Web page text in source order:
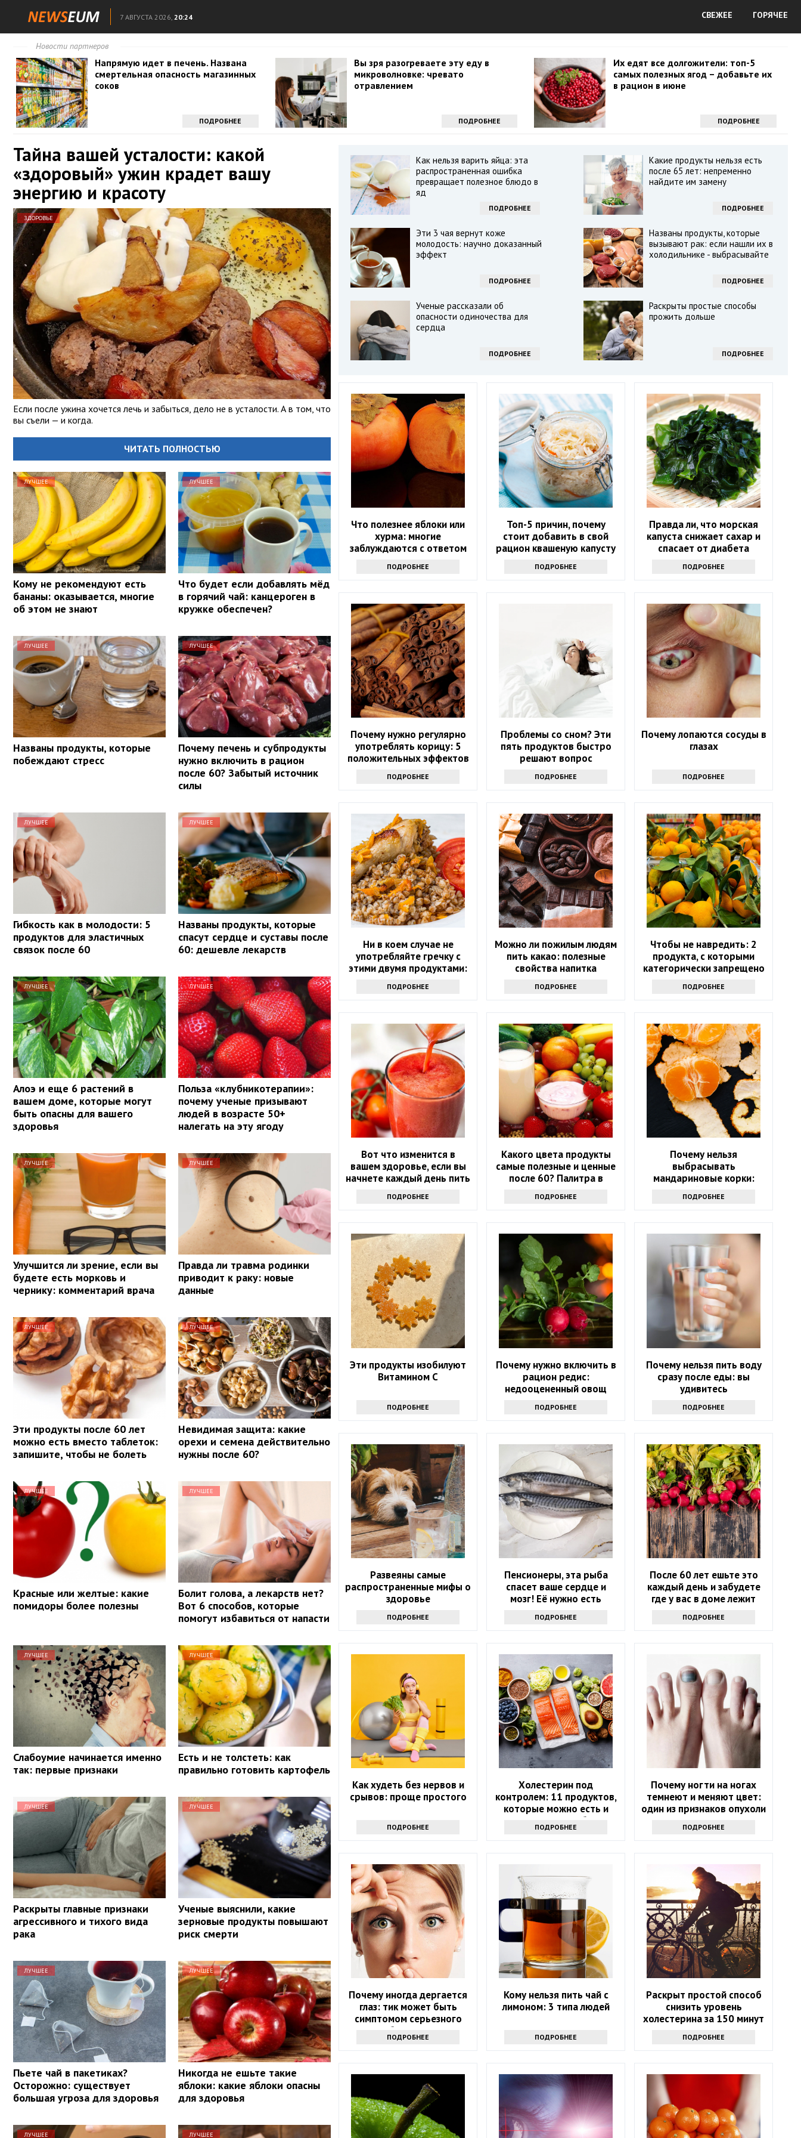
7 АВГУСТА 2026, 20:24 СВЕЖЕЕ ГОРЯЧЕЕ
Новости партнеров
Напрямую идет в печень. Названа
смертельная опасность магазинных
соков
ПОДРОБНЕЕ
Вы зря разогреваете эту еду в
микроволновке: чревато
отравлением
ПОДРОБНЕЕ
Их едят все долгожители: топ-5
самых полезных ягод – добавьте их
в рацион в июне
ПОДРОБНЕЕ
Тайна вашей усталости: какой
«здоровый» ужин крадет вашу
энергию и красоту
ЗДОРОВЬЕ
Если после ужина хочется лечь и забыться, дело не в усталости. А в том, что
вы съели — и когда.
ЧИТАТЬ ПОЛНОСТЬЮ
ЛУЧШЕЕ
Кому не рекомендуют есть
бананы: оказывается, многие
об этом не знают
ЛУЧШЕЕ
Что будет если добавлять мёд
в горячий чай: канцероген в
кружке обеспечен?
ЛУЧШЕЕ
Названы продукты, которые
побеждают стресс
ЛУЧШЕЕ
Почему печень и субпродукты
нужно включить в рацион
после 60? Забытый источник
силы
ЛУЧШЕЕ
Гибкость как в молодости: 5
продуктов для эластичных
связок после 60
ЛУЧШЕЕ
Названы продукты, которые
спасут сердце и суставы после
60: дешевле лекарств
ЛУЧШЕЕ
Алоэ и еще 6 растений в
вашем доме, которые могут
быть опасны для вашего
здоровья
ЛУЧШЕЕ
Польза «клубникотерапии»:
почему ученые призывают
людей в возрасте 50+
налегать на эту ягоду
ЛУЧШЕЕ
Улучшится ли зрение, если вы
будете есть морковь и
чернику: комментарий врача
ЛУЧШЕЕ
Правда ли травма родинки
приводит к раку: новые
данные
ЛУЧШЕЕ
Эти продукты после 60 лет
можно есть вместо таблеток:
запишите, чтобы не болеть
ЛУЧШЕЕ
Невидимая защита: какие
орехи и семена действительно
нужны после 60?
ЛУЧШЕЕ
Красные или желтые: какие
помидоры более полезны
ЛУЧШЕЕ
Болит голова, а лекарств нет?
Вот 6 способов, которые
помогут избавиться от напасти
ЛУЧШЕЕ
Слабоумие начинается именно
так: первые признаки
ЛУЧШЕЕ
Есть и не толстеть: как
правильно готовить картофель
ЛУЧШЕЕ
Раскрыты главные признаки
агрессивного и тихого вида
рака
ЛУЧШЕЕ
Ученые выяснили, какие
зерновые продукты повышают
риск смерти
ЛУЧШЕЕ
Пьете чай в пакетиках?
Осторожно: существует
большая угроза для здоровья
ЛУЧШЕЕ
Никогда не ешьте такие
яблоки: какие яблоки опасны
для здоровья
ЛУЧШЕЕ ЛУЧШЕЕ
Как нельзя варить яйца: эта
распространенная ошибка
превращает полезное блюдо в
яд
ПОДРОБНЕЕ
Какие продукты нельзя есть
после 65 лет: непременно
найдите им замену
ПОДРОБНЕЕ
Эти 3 чая вернут коже
молодость: научно доказанный
эффект
ПОДРОБНЕЕ
Названы продукты, которые
вызывают рак: если нашли их в
холодильнике - выбрасывайте
ПОДРОБНЕЕ
Ученые рассказали об
опасности одиночества для
сердца
ПОДРОБНЕЕ
Раскрыты простые способы
прожить дольше
ПОДРОБНЕЕ
Что полезнее яблоки или
хурма: многие
заблуждаются с ответом
ПОДРОБНЕЕ
Топ-5 причин, почему
стоит добавить в свой
рацион квашеную капусту
ПОДРОБНЕЕ
Правда ли, что морская
капуста снижает сахар и
спасает от диабета
ПОДРОБНЕЕ
Почему нужно регулярно
употреблять корицу: 5
положительных эффектов
ПОДРОБНЕЕ
Проблемы со сном? Эти
пять продуктов быстро
решают вопрос
ПОДРОБНЕЕ
Почему лопаются сосуды в
глазах
ПОДРОБНЕЕ
Ни в коем случае не
употребляйте гречку с
этими двумя продуктами:
последствия
ПОДРОБНЕЕ
Можно ли пожилым людям
пить какао: полезные
свойства напитка
ПОДРОБНЕЕ
Чтобы не навредить: 2
продукта, с которыми
категорически запрещено
ПОДРОБНЕЕ
Вот что изменится в
вашем здоровье, если вы
начнете каждый день пить
томатный сок
ПОДРОБНЕЕ
Какого цвета продукты
самые полезные и ценные
после 60? Палитра в
ПОДРОБНЕЕ
Почему нельзя
выбрасывать
мандариновые корки:
лучше залейте их уксусом
ПОДРОБНЕЕ
Эти продукты изобилуют
Витамином С
ПОДРОБНЕЕ
Почему нужно включить в
рацион редис:
недооцененный овощ
ПОДРОБНЕЕ
Почему нельзя пить воду
сразу после еды: вы
удивитесь
ПОДРОБНЕЕ
Развеяны самые
распространенные мифы о
здоровье
ПОДРОБНЕЕ
Пенсионеры, эта рыба
спасет ваше сердце и
мозг! Её нужно есть
ПОДРОБНЕЕ
После 60 лет ешьте это
каждый день и забудете
где у вас в доме лежит
ПОДРОБНЕЕ
Как худеть без нервов и
срывов: проще простого
ПОДРОБНЕЕ
Холестерин под
контролем: 11 продуктов,
которые можно есть и
которых стоит избегать
ПОДРОБНЕЕ
Почему ногти на ногах
темнеют и меняют цвет:
один из признаков опухоли
ПОДРОБНЕЕ
Почему иногда дергается
глаз: тик может быть
симптомом серьезного
заболевания
ПОДРОБНЕЕ
Кому нельзя пить чай с
лимоном: 3 типа людей
ПОДРОБНЕЕ
Раскрыт простой способ
снизить уровень
холестерина за 150 минут
ПОДРОБНЕЕ